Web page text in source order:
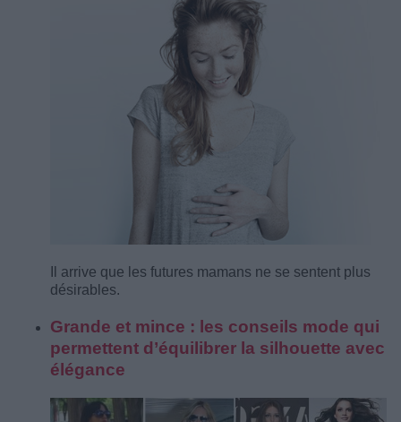
Il arrive que les futures mamans ne se sentent plus
désirables.
Grande et mince : les conseils mode qui
permettent d’équilibrer la silhouette avec
élégance